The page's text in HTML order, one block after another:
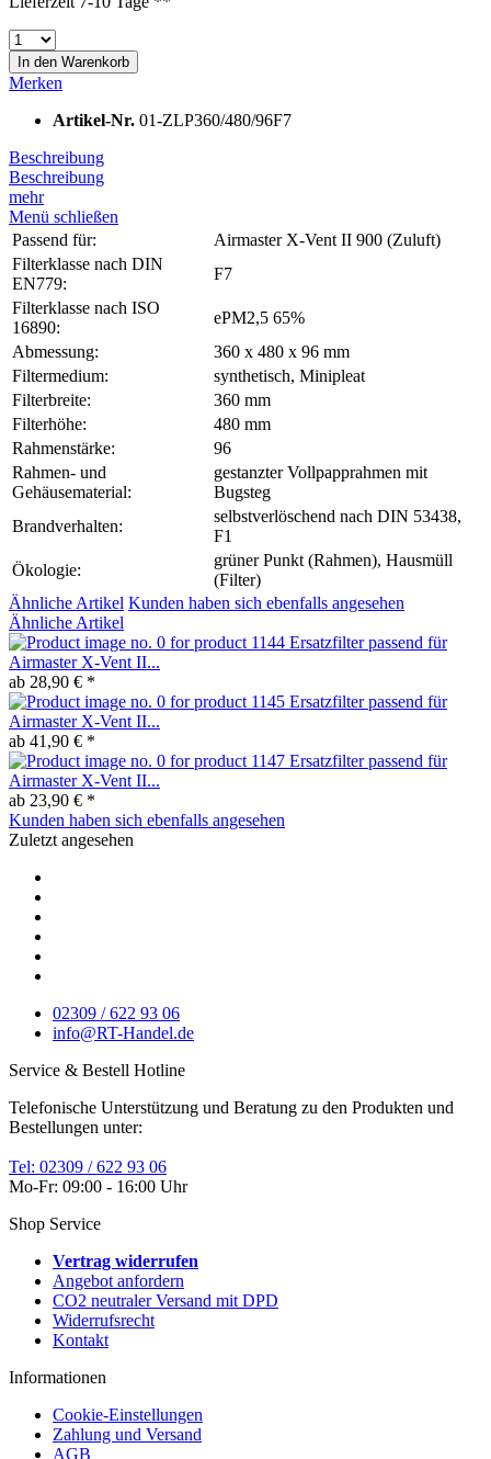
In den Warenkorb
Merken
Artikel-Nr. 01-ZLP360/480/96F7
Beschreibung
Beschreibung
mehr
Menü schließen
Passend für:
Airmaster X-Vent II 900 (Zuluft)
Filterklasse nach DIN
EN779:
F7
Filterklasse nach ISO
16890:
ePM2,5 65%
Abmessung:
360 x 480 x 96 mm
Filtermedium:
synthetisch, Minipleat
Filterbreite:
360 mm
Filterhöhe:
480 mm
Rahmenstärke:
96
Rahmen- und
Gehäusematerial:
gestanzter Vollpapprahmen mit
Bugsteg
Brandverhalten:
selbstverlöschend nach DIN 53438,
F1
Ökologie:
grüner Punkt (Rahmen), Hausmüll
(Filter)
Ähnliche Artikel Kunden haben sich ebenfalls angesehen
Ähnliche Artikel
Ersatzfilter passend für
Airmaster X-Vent II...
ab 28,90 € *
Ersatzfilter passend für
Airmaster X-Vent II...
ab 41,90 € *
Ersatzfilter passend für
Airmaster X-Vent II...
ab 23,90 € *
Kunden haben sich ebenfalls angesehen
Zuletzt angesehen
02309 / 622 93 06
info@RT-Handel.de
Service & Bestell Hotline
Telefonische Unterstützung und Beratung zu den Produkten und
Bestellungen unter:
Tel: 02309 / 622 93 06
Mo-Fr: 09:00 - 16:00 Uhr
Shop Service
Vertrag widerrufen
Angebot anfordern
CO2 neutraler Versand mit DPD
Widerrufsrecht
Kontakt
Informationen
Cookie-Einstellungen
Zahlung und Versand
AGB